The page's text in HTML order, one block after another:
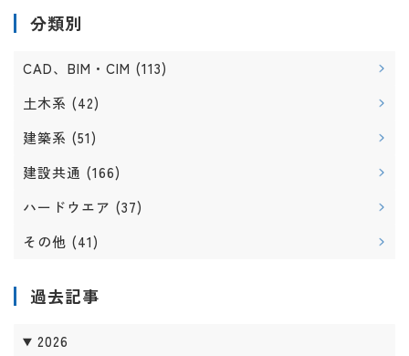
分類別
CAD、BIM・CIM (113)
土木系 (42)
建築系 (51)
建設共通 (166)
ハードウエア (37)
その他 (41)
過去記事
2026